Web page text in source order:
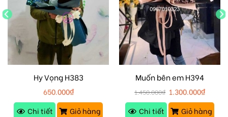
Hy Vọng H383
650.000₫
Chi tiết
Giỏ hàng
Muốn bên em H394
1.450.000₫ 1.300.000₫
Chi tiết
Giỏ hàng